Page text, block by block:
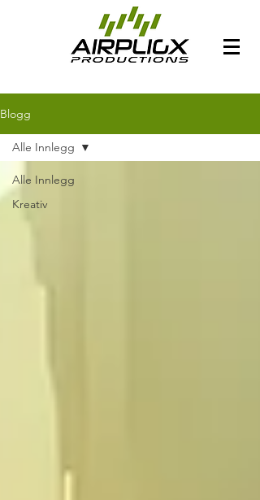
Blogg
Alle Innlegg
Kreativ
Alle Innlegg